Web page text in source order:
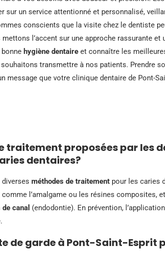
sur un service attentionné et personnalisé,
conscients que la visite chez le dentiste
l’accent sur une approche rassurante et
hygiène dentaire et connaître les
transmettre à nos patients. Prendre
message que votre clinique dentaire de Pont-
traitement proposées par les
dentaires?
méthodes de traitement pour les caries
l’amalgame ou les résines composites,
canal (endodontie). En prévention,
de garde à Pont-Saint-Esprit